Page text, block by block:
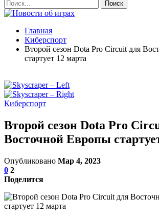
Главная
Киберспорт
Второй сезон Dota Pro Circuit для
стартует 12 марта
Киберспорт
Второй сезон Dota Pro
Восточной Европы
Опубликовано Мар 4, 2023
0 2
Поделится